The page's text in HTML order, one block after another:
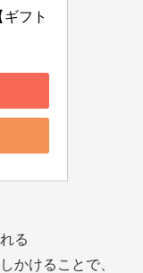
フト
る
かけることで、